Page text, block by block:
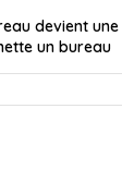
devient
un bureau